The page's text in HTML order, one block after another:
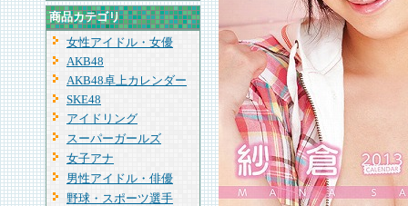
商品カテゴリ
女性アイドル・女優
AKB48
AKB48卓上カレンダー
SKE48
アイドリング
スーパーガールズ
女子アナ
男性アイドル・俳優
野球・スポーツ選手